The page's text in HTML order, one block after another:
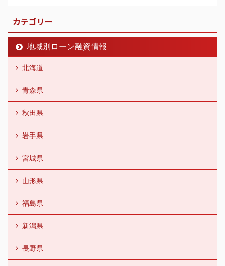
カテゴリー
地域別ローン融資情報
北海道
青森県
秋田県
岩手県
宮城県
山形県
福島県
新潟県
長野県